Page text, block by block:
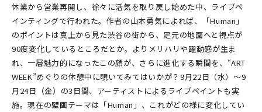
休業から営業再開し、徐々に活気を取り戻し始めた中、ライブペ
インティングで行われた。作者の山本勇気によれば、「Human」
のポイントは真上から見た渋谷の街から、足元の地面へと視点が
90度変化しているところだとか。よりメリハリや躍動感が生ま
れ、一層魅力的になったこの顔が、さらに進化する瞬間を、“ART
WEEK”めぐりの休憩中に覗いてみてはいかが？9月22日（水）〜9
月24日（金）の3日間、アーティストによるライブペイントも実
施。現在の壁画テーマは「Human」、これがどの様に変化してい